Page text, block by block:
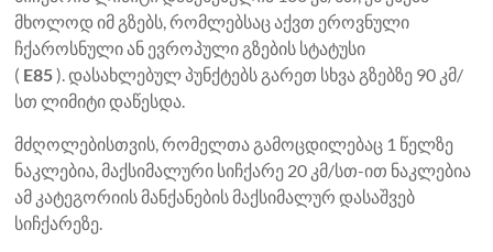
მხოლოდ იმ გზებს, რომლებსაც აქვთ ეროვნული
ჩქაროსნული ან ევროპული გზების სტატუსი
( E85). დასახლებულ პუნქტებს გარეთ სხვა გზებზე 90 კმ/
სთ ლიმიტი დაწესდა.
მძღოლებისთვის, რომელთა გამოცდილებაც 1 წელზე
ნაკლებია, მაქსიმალური სიჩქარე 20 კმ/სთ-ით ნაკლებია
ამ კატეგორიის მანქანების მაქსიმალურ დასაშვებ
სიჩქარეზე.